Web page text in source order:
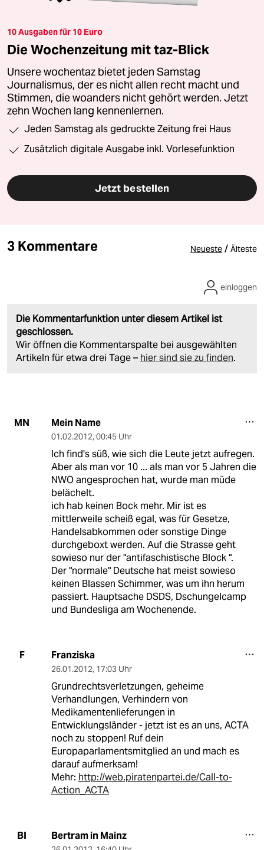
10 Ausgaben für 10 Euro
Die Wochenzeitung mit taz-Blick
Unsere wochentaz bietet jeden Samstag
Journalismus, der es nicht allen recht macht und
Stimmen, die woanders nicht gehört werden. Jetzt
zehn Wochen lang kennenlernen.
Jeden Samstag als gedruckte Zeitung frei Haus
Zusätzlich digitale Ausgabe inkl. Vorlesefunktion
Jetzt bestellen
3 Kommentare Neueste / Älteste
Die Kommentarfunktion unter diesem Artikel ist
geschlossen.
Wir öffnen die Kommentarspalte bei ausgewählten
Artikeln für etwa drei Tage – hier sind sie zu finden.
einloggen
MN Mein Name
01.02.2012, 00:45 Uhr
Ich find's süß, wie sich die Leute jetzt aufregen.
Aber als man vor 10 ... als man vor 5 Jahren die
NWO angesprochen hat, wurde man müde
belächelt.
ich hab keinen Bock mehr. Mir ist es
mittlerweile scheiß egal, was für Gesetze,
Handelsabkommen oder sonstige Dinge
durchgeboxt werden. Auf die Strasse geht
sowieso nur der "antifaschistische Block ".
Der "normale" Deutsche hat meist sowieso
keinen Blassen Schimmer, was um ihn herum
passiert. Hauptsache DSDS, Dschungelcamp
und Bundesliga am Wochenende.
F Franziska
26.01.2012, 17:03 Uhr
Grundrechtsverletzungen, geheime
Verhandlungen, Verhindern von
Medikamentenlieferungen in
Entwicklungsländer - jetzt ist es an uns, ACTA
noch zu stoppen! Ruf dein
Europaparlamentsmitglied an und mach es
darauf aufmerksam!
Mehr: http://web.piratenpartei.de/Call-to-
Action_ACTA
BI Bertram in Mainz